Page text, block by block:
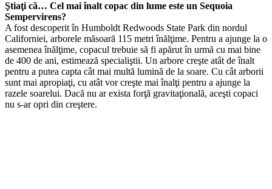
Ştiaţi că… Cel mai înalt copac din lume este un Sequoia
Sempervirens?
A fost descoperit în Humboldt Redwoods State Park din nordul
Californiei, arborele măsoară 115 metri înălţime. Pentru a ajunge la o
asemenea înălţime, copacul trebuie să fi apărut în urmă cu mai bine
de 400 de ani, estimează specialiştii. Un arbore creşte atât de înalt
pentru a putea capta cât mai multă lumină de la soare. Cu cât arborii
sunt mai apropiaţi, cu atât vor creşte mai înalţi pentru a ajunge la
razele soarelui. Dacă nu ar exista forţă gravitaţională, aceşti copaci
nu s-ar opri din creştere.